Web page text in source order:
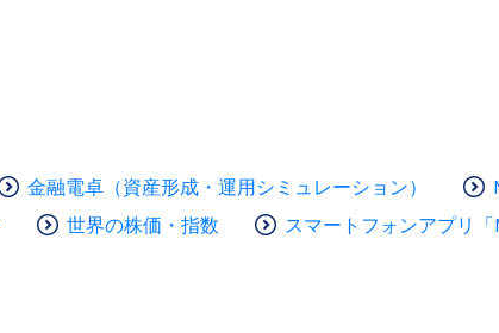
金融電卓（資産形成・運用シミュレーション）
世界の株価・指数 スマートフォンアプリ「